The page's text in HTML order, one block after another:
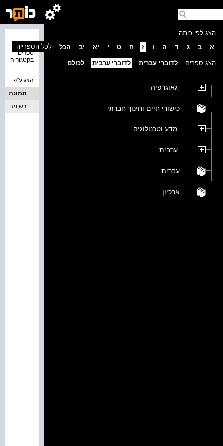
הצג לפי כיתה:
א
ב ג ד ה ו ז ח ט י יא יב הכל
הצג ספרים : לדוברי עברית לדוברי ערבית לכולם
גאוגרפיה
כישורי חיים וחינוך חברתי
מדע וטכנולוגיה
ערבית
עברית
ארכיון
ספרים
בקטגוריה
לכל הספרייה
הצג ע''פ:
תמונת
כריכה
רשימה